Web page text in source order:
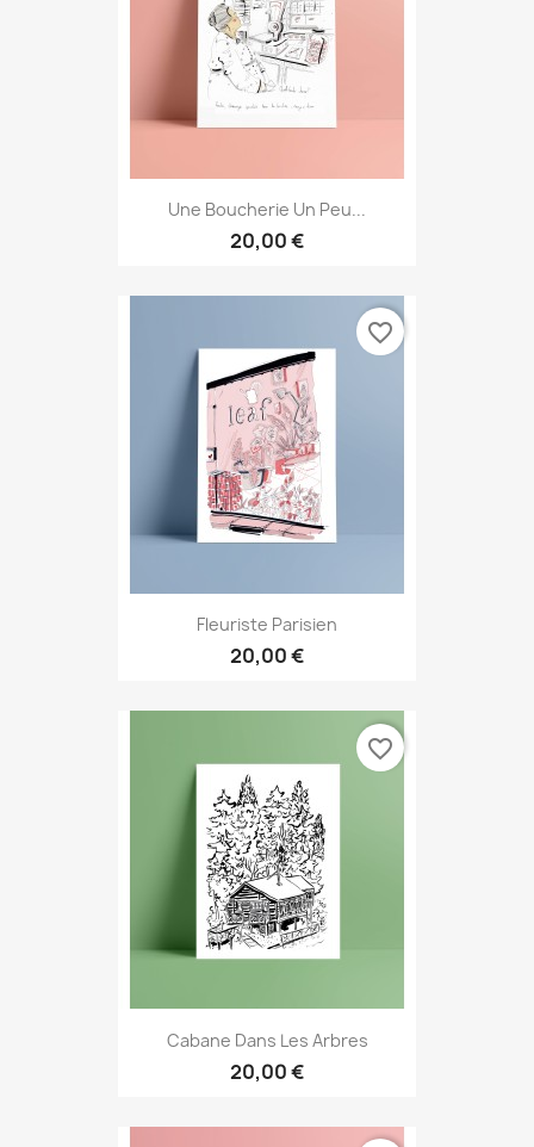
Une Boucherie Un Peu...
20,00 €
Fleuriste Parisien
20,00 €
favorite_border
Cabane Dans Les Arbres
20,00 €
favorite_border